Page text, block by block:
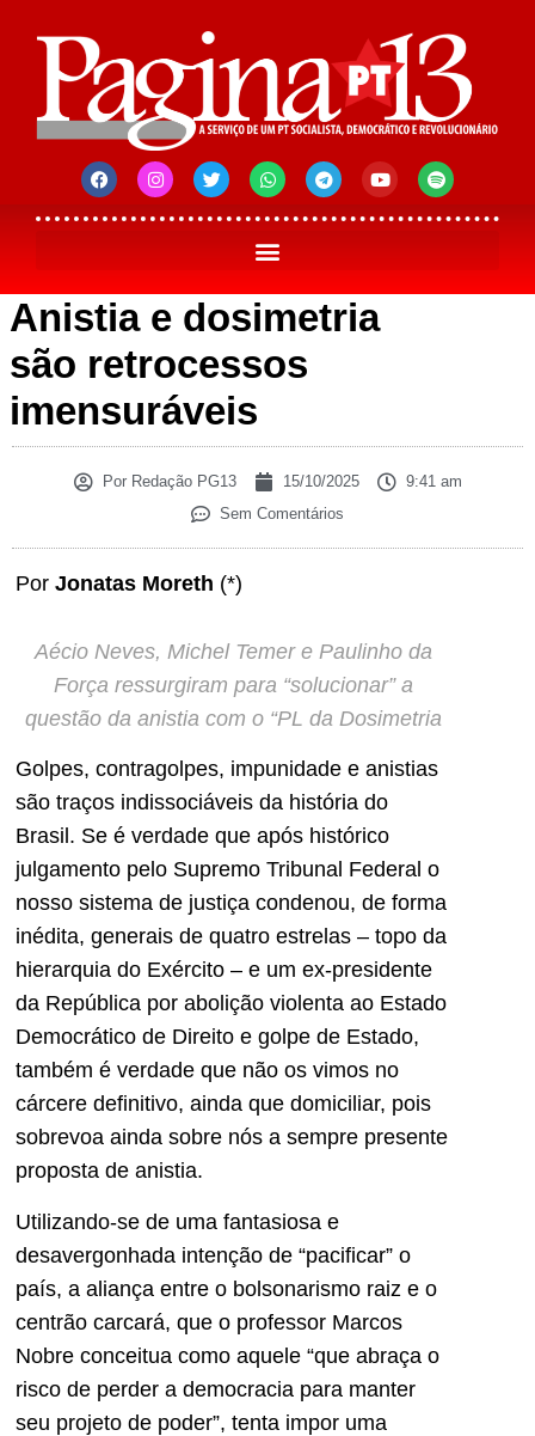
Anistia e dosimetria
são retrocessos
imensuráveis
PorRedação PG13 15/10/2025
9:41 am
Sem Comentários
Por Jonatas Moreth (*)
Aécio Neves, Michel Temer e Paulinho da
Força ressurgiram para “solucionar” a
questão da anistia com o “PL da Dosimetria
Golpes, contragolpes, impunidade e anistias
são traços indissociáveis da história do
Brasil. Se é verdade que após histórico
julgamento pelo Supremo Tribunal Federal o
nosso sistema de justiça condenou, de forma
inédita, generais de quatro estrelas – topo da
hierarquia do Exército – e um ex-presidente
da República por abolição violenta ao Estado
Democrático de Direito e golpe de Estado,
também é verdade que não os vimos no
cárcere definitivo, ainda que domiciliar, pois
sobrevoa ainda sobre nós a sempre presente
proposta de anistia.
Utilizando-se de uma fantasiosa e
desavergonhada intenção de “pacificar” o
país, a aliança entre o bolsonarismo raiz e o
centrão carcará, que o professor Marcos
Nobre conceitua como aquele “que abraça o
risco de perder a democracia para manter
seu projeto de poder”, tenta impor uma